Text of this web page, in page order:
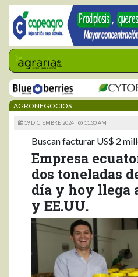
AGRONEGOCIOS
19 DICIEMBRE 2024 | 11:30 AM
Buscan facturar US$ 2
Empresa
dos toneladas
día y hoy llega
y EE.UU.